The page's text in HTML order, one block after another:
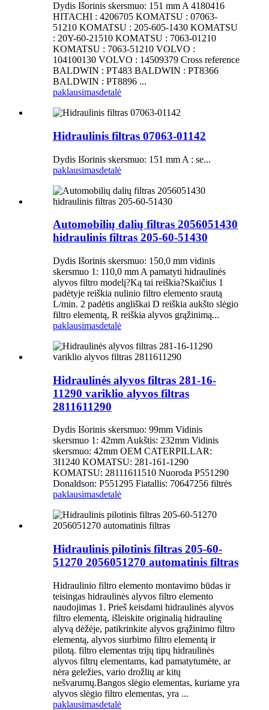
Dydis Išorinis skersmuo: 151 mm A 4180416
HITACHI : 4206705 KOMATSU : 07063-
51210 KOMATSU : 205-605-1430 KOMATSU
: 20Y-60-21510 KOMATSU : 7063-01210
KOMATSU : 7063-51210 VOLVO :
104100130 VOLVO : 14509379 Cross reference
BALDWIN : PT483 BALDWIN : PT8366
BALDWIN : PT8896 ...
paklausimasdetalė
Hidraulinis filtras 07063-01142
Dydis Išorinis skersmuo: 151 mm A : se...
paklausimasdetalė
Automobilių dalių filtras 2056051430
hidraulinis filtras 205-60-51430
Dydis Išorinis skersmuo: 150,0 mm vidinis
skersmuo 1: 110,0 mm A pamatyti hidraulinės
alyvos filtro modelį?Ką tai reiškia?Skaičius 1
padėtyje reiškia nulinio filtro elemento srautą
L/min. 2 padėtis angliškai D reiškia aukšto slėgio
filtro elementą, R reiškia alyvos grąžinimą...
paklausimasdetalė
Hidraulinės alyvos filtras 281-16-
11290 variklio alyvos filtras
2811611290
Dydis Išorinis skersmuo: 99mm Vidinis
skersmuo 1: 42mm Aukštis: 232mm Vidinis
skersmuo: 42mm OEM CATERPILLAR:
3I1240 KOMATSU: 281-161-1290
KOMATSU: 28111611510 Nuoroda P551290
Donaldson: P551295 Fiatallis: 70647256 filtrės
paklausimasdetalė
Hidraulinis pilotinis filtras 205-60-
51270 2056051270 automatinis filtras
Hidraulinio filtro elemento montavimo būdas ir
teisingas hidraulinės alyvos filtro elemento
naudojimas 1. Prieš keisdami hidraulinės alyvos
filtro elementą, išleiskite originalią hidraulinę
alyvą dėžėje, patikrinkite alyvos grąžinimo filtro
elementą, alyvos siurbimo filtro elementą ir
pilotą. filtro elementas trijų tipų hidraulinės
alyvos filtrų elementams, kad pamatytumėte, ar
nėra geležies, vario drožlių ar kitų
nešvarumų.Bangos slėgio elementas, kuriame yra
alyvos slėgio filtro elementas, yra ...
paklausimasdetalė